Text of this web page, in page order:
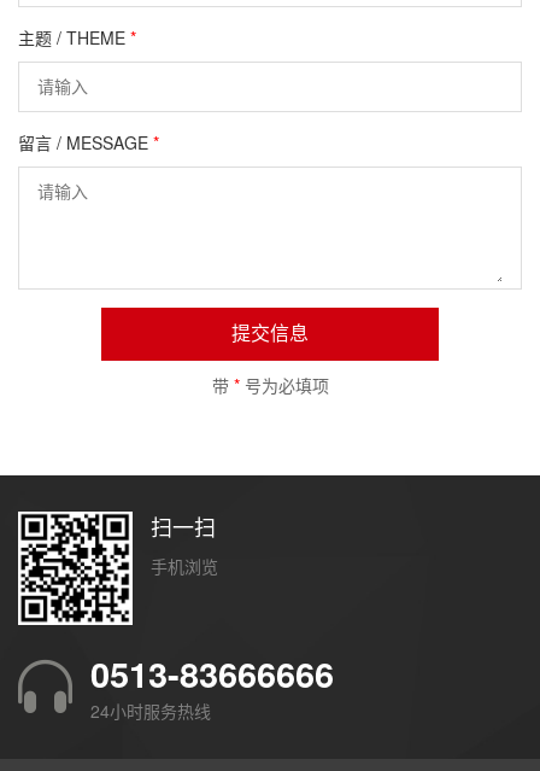
主题 / THEME *
留言 / MESSAGE *
提交信息
带 *号为必填项
扫一扫
手机浏览
0513-83666666
24小时服务热线